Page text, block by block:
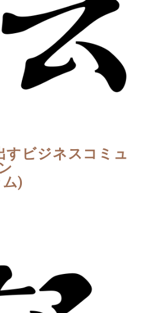
すビジネスコミュ
)